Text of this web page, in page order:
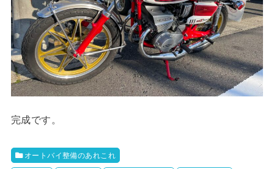
完成です。
オートバイ整備のあれこれ